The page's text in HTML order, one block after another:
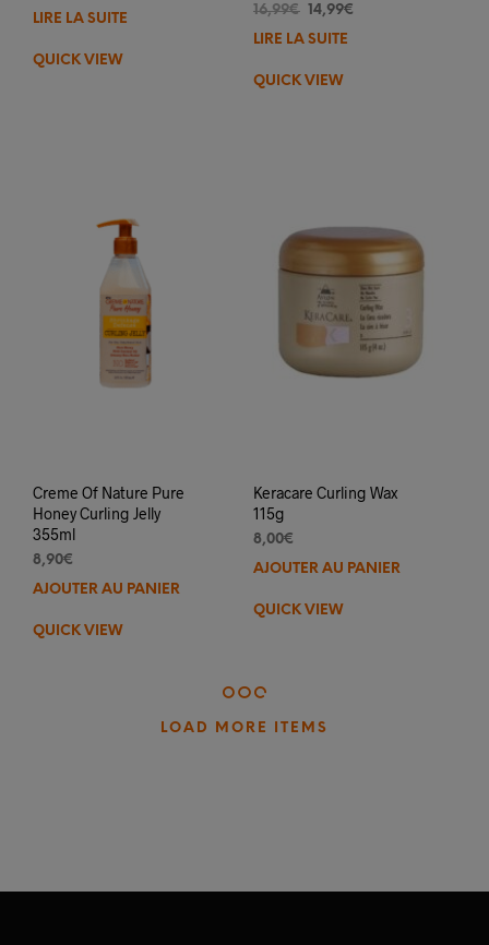
prix
était :
LIRE LA SUITE
QUICK VIEW
16,99€ Le
prix
était :
14,99€
LIRE LA SUITE
QUICK VIEW
Creme Of Nature Pure
Honey Curling Jelly
355ml
8,90€
AJOUTER AU PANIER
QUICK VIEW
Keracare Curling Wax
115g
8,00€
AJOUTER AU PANIER
QUICK VIEW
LOAD MORE ITEMS